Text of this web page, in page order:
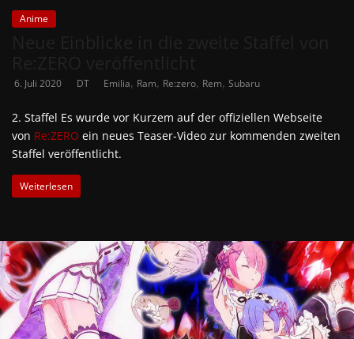
Anime
6. Juli 2020 DT Emilia, Ram, Re:zero, Rem, Subaru
2. Staffel Es wurde vor Kurzem auf der offiziellen Webseite
von Re:ZERO ein neues Teaser-Video zur kommenden zweiten
Staffel veröffentlicht.
Weiterlesen